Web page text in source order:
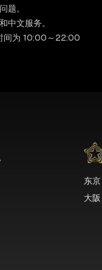
题。
中文服务。
间为 10:00～22:00
东京
大阪